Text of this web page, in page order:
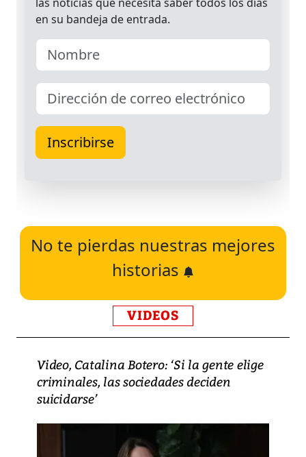
No te pierdas nuestras mejores
historias
VIDEOS
Video, Catalina Botero: ‘Si la gente elige
criminales, las sociedades deciden
suicidarse’